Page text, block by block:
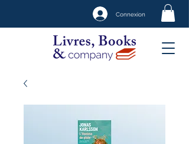
Connexion